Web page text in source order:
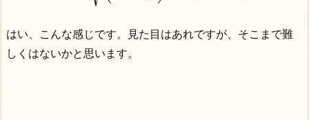
はい、こんな感じです。見た目はあれですが、そこまで難
しくはないかと思います。